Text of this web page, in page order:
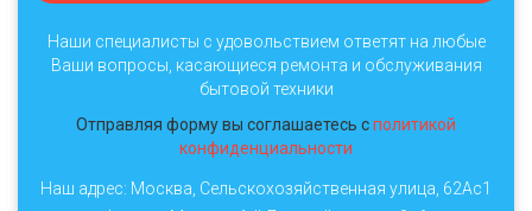
Наши специалисты с удовольствием ответят на любые
Ваши вопросы, касающиеся ремонта и обслуживания
бытовой техники
Отправляя форму вы соглашаетесь сполитикой
конфиденциальности
Наш адрес: Москва, Сельскохозяйственная улица, 62Ас1